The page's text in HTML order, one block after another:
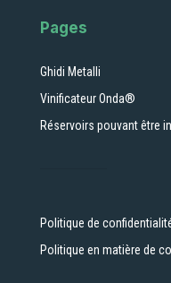
Pages
Ghidi Metalli
Vinificateur Onda®
Réservoirs pouvant être
Politique de
Politique en matière de